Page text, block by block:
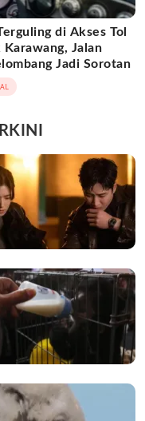
di Akses Tol
Karawang, Jalan
Jadi Sorotan